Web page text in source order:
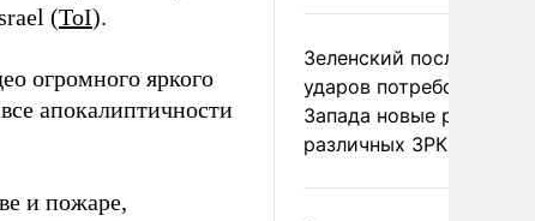
(ToI).
огромного яркого
апокалиптичности
и пожаре,
Зеленский после
ударов потребовал у
Запада новые ракеты
различных ЗРК